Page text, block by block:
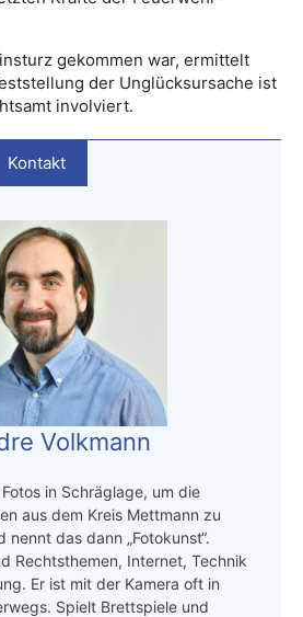
gekommen war, ermittelt
der Unglücksursache ist
involviert.
Kontakt
Volkmann
in Schräglage, um die
aus dem Kreis Mettmann zu
nennt das dann „Fotokunst“.
Rechtsthemen, Internet, Technik
Er ist mit der Kamera oft in
Spielt Brettspiele und